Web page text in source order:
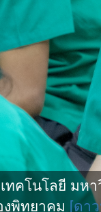
คโนโลยี มห
งพิทยาคม [ดา